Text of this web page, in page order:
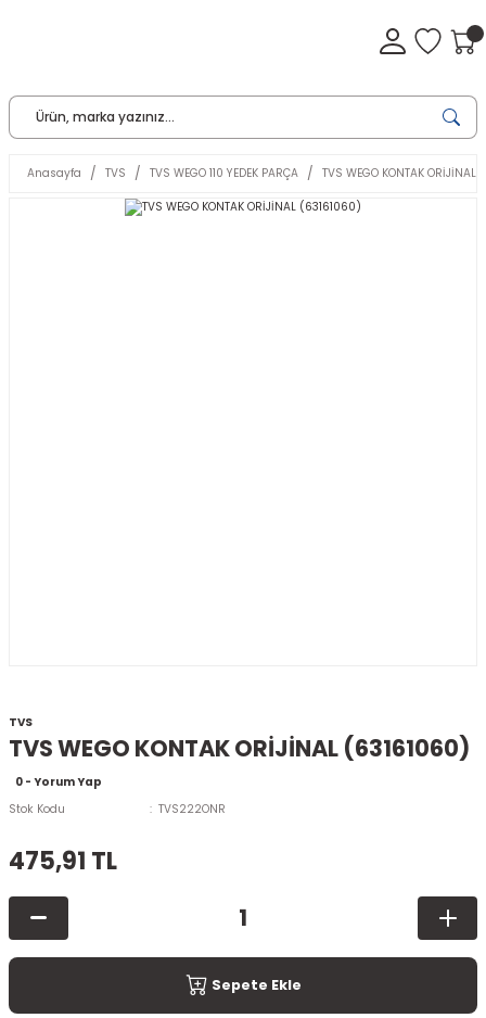
Anasayfa TVS TVS WEGO 110 YEDEK PARÇA TVS WEGO KONTAK ORİJİNAL
TVS
TVS WEGO KONTAK ORİJİNAL (63161060)
0 - Yorum Yap
Stok Kodu
TVS222ONR
475,91 TL
Sepete Ekle